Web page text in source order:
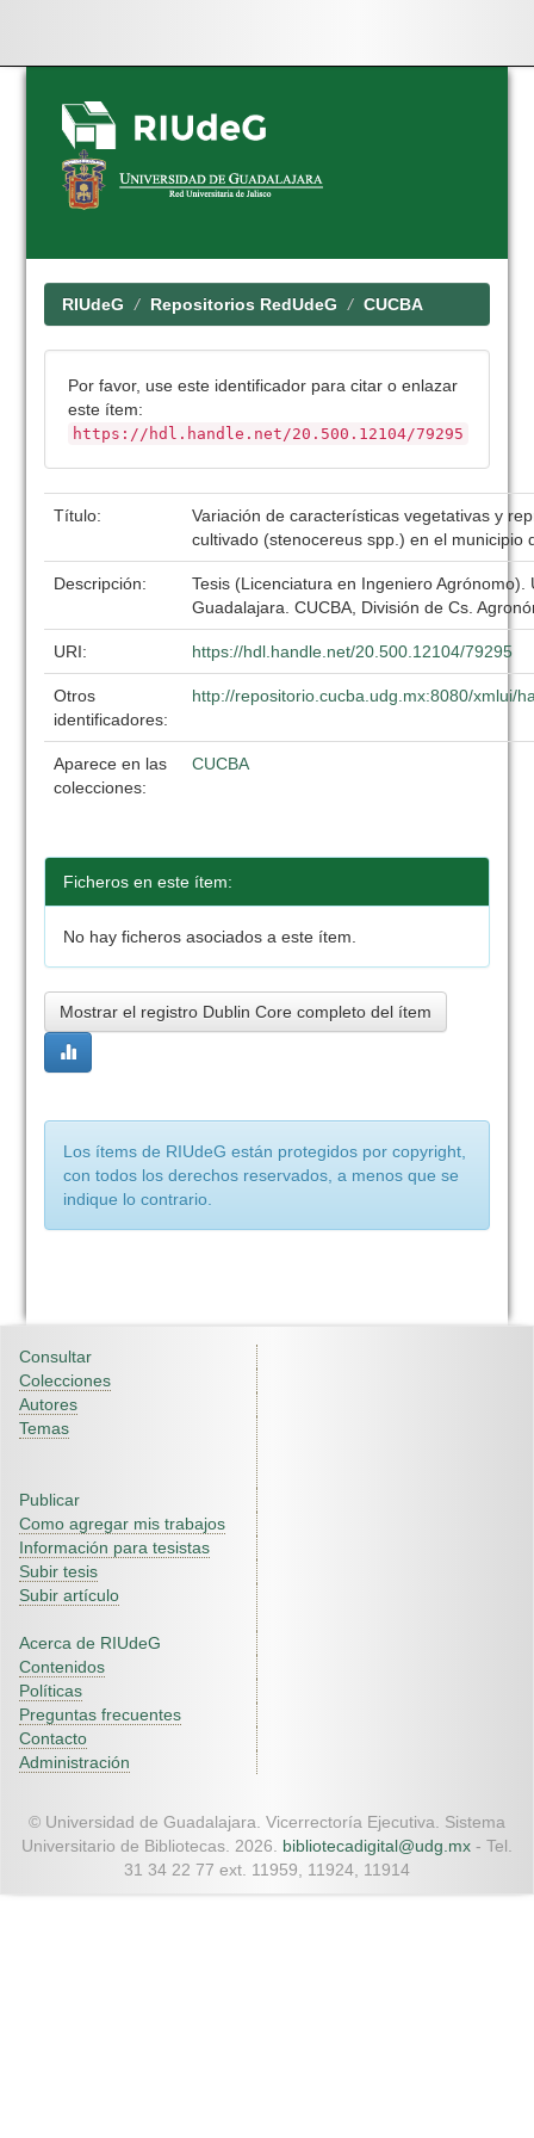
Skip
navigation
RIUdeG Repositorios RedUdeG CUCBA
Por favor, use este identificador para citar o enlazar
este ítem:
https://hdl.handle.net/20.500.12104/79295
Título:
Variación de características vegetativas y
cultivado (stenocereus spp.) en el municipio
Descripción:
Tesis (Licenciatura en Ingeniero Agrónomo).
Guadalajara. CUCBA, División de Cs.
URI: https://hdl.handle.net/20.500.12104/79295
Otros
identificadores:
http://repositorio.cucba.udg.mx:8080/xmlui/
Aparece en las
colecciones:
CUCBA
Ficheros en este ítem:
No hay ficheros asociados a este ítem.
Mostrar el registro Dublin Core completo del ítem
Los ítems de RIUdeG están protegidos por copyright,
con todos los derechos reservados, a menos que se
indique lo contrario.
Consultar
Colecciones
Autores
Temas
Publicar
Como agregar mis trabajos
Información para tesistas
Subir tesis
Subir artículo
Acerca de RIUdeG
Contenidos
Políticas
Preguntas frecuentes
Contacto
Administración
© Universidad de Guadalajara. Vicerrectoría Ejecutiva. Sistema
Universitario de Bibliotecas. 2026. bibliotecadigital@udg.mx - Tel.
31 34 22 77 ext. 11959, 11924, 11914